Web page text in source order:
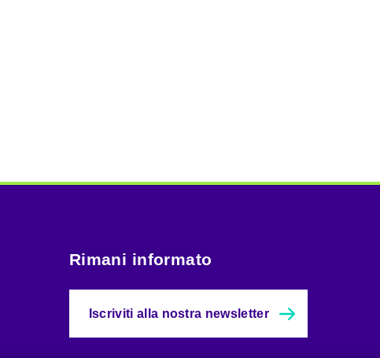
Rimani informato
Iscriviti alla nostra newsletter